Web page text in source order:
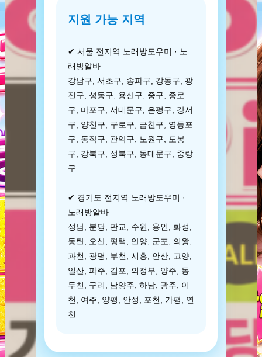
지원 가능 지역
✔ 서울 전지역 노래방도우미 · 노
래방알바
강남구, 서초구, 송파구, 강동구, 광
진구, 성동구, 용산구, 중구, 종로
구, 마포구, 서대문구, 은평구, 강서
구, 양천구, 구로구, 금천구, 영등포
구, 동작구, 관악구, 노원구, 도봉
구, 강북구, 성북구, 동대문구, 중랑
구
✔ 경기도 전지역 노래방도우미 ·
노래방알바
성남, 분당, 판교, 수원, 용인, 화성,
동탄, 오산, 평택, 안양, 군포, 의왕,
과천, 광명, 부천, 시흥, 안산, 고양,
일산, 파주, 김포, 의정부, 양주, 동
두천, 구리, 남양주, 하남, 광주, 이
천, 여주, 양평, 안성, 포천, 가평, 연
천